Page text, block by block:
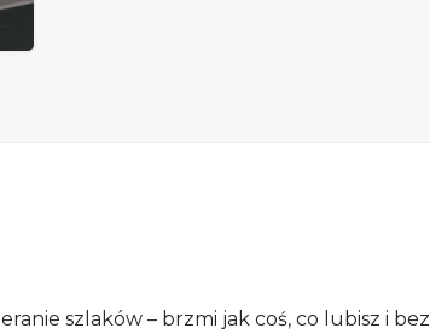
szlaków – brzmi jak coś, co lubisz i bez